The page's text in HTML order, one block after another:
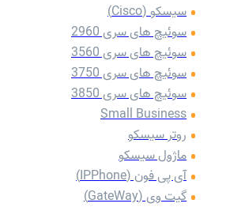
سیسکو (Cisco)
سوئیچ های سری 2960
سوئیچ های سری 3560
سوئیچ های سری 3750
سوئیچ های سری 3850
Small Business
روتر سیسکو
ماژول سیسکو
آی پی فون (IPPhone)
گیت وی (GateWay)